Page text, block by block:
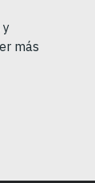
más